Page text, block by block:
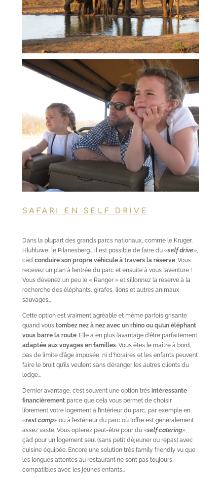
SAFARI EN SELF DRIVE
Dans la plupart des grands parcs nationaux, comme le Kruger,
Hluhluwe, le Pilanesberg… il est possible de faire du «self drive»,
càd conduire son propre véhicule à travers la réserve. Vous
recevez un plan à l’entrée du parc et ensuite à vous l’aventure !
Vous devenez un peu le « Ranger » et sillonnez la réserve à la
recherche des éléphants, girafes, lions et autres animaux
sauvages…
Cette option est vraiment agréable et même parfois grisante
quand vous tombez nez à nez avec un rhino ou qu’un éléphant
vous barre la route. Elle a en plus l’avantage d’être parfaitement
adaptée aux voyages en familles. Vous êtes le maître à bord,
pas de limite d’âge imposée, ni d’horaires et les enfants peuvent
faire le bruit qu’ils veulent sans déranger les autres clients du
lodge…
Dernier avantage, c’est souvent une option très intéressante
financièrementparce que cela vous permet de choisir
librement votre logement à l’intérieur du parc, par exemple en
«rest camp» ou à l’extérieur du parc où l’offre est généralement
assez vaste. Vous opterez peut-être pour du «self catering»,
çàd pour un logement seul (sans petit déjeuner ou repas) avec
cuisine équipée. Encore une solution très family friendly vu que
les longues attentes au restaurant ne sont pas toujours
compatibles avec les jeunes enfants…